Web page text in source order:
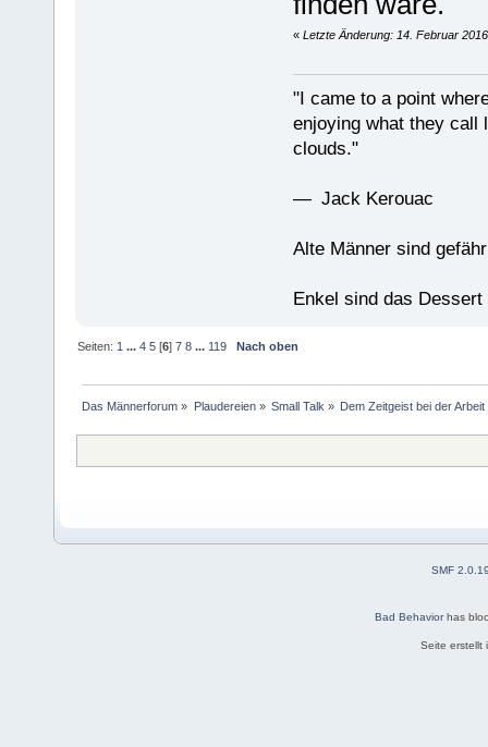
« Letzte Änderung: 14. Februar
"I came to a point
enjoying what they call
clouds."
— Jack Kerouac
Alte Männer sind
Enkel sind das
Seiten: 1 ...4 5 [6]7 8 ... 119 Nach oben
Das Männerforum » Plaudereien» Small Talk » Dem Zeitgeist bei der
SMF
Bad Behaviorhas
Seite erstellt